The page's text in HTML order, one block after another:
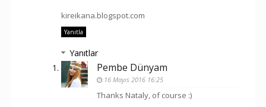
kireikana.blogspot.com
Yanıtla
Yanıtlar
Pembe Dünyam
16 Mayıs 2016 16:25
Thanks Nataly, of course :)